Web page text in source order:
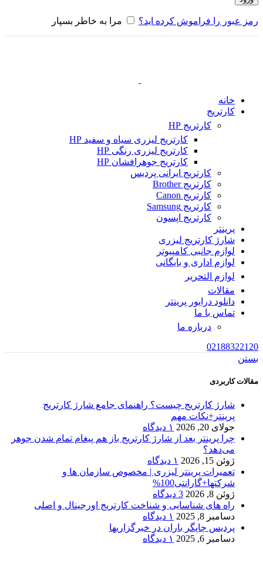
رمز عبور را فراموش کرده اید؟ مرا به خاطر بسپار
خانه
کارتریج
کارتریج HP
کارتریج لیزری سیاه و سفید HP
کارتریج لیزری رنگی HP
کارتریج جوهرافشان HP
کارتریج ایرانی پردیس
کارتریج Brother
کارتریج Canon
کارتریج Samsung
کارتریج اپسون
پرینتر
شارژ کارتریج لیزری
لوازم جانبی کامپیوتر
لوازم اداری و بایگانی
لوازم التحریر
مقالات
دانلود درایور پرینتر
تماس با ما
درباره ما
02188322120
بستن
مقالات کاربردی
شارژ کارتریج چیست؟ راهنمای جامع شارژ کارتریج
پرینتر+نکات مهم
جولای 20, 2026
۱ دیدگاه
چرا پرینتر بعد از شارژ کارتریج باز هم پیغام تمام شدن جوهر
می‌دهد؟
ژوئن 15, 2026
۱ دیدگاه
تعمیرات پرینتر لیزری | مخصوص سازمان ها و
شرکتها+گارانتی100%
ژوئن 8, 2026
3 دیدگاه
راه های شناسایی و شناخت کارتریج اورجینال و اصلی
دسامبر 8, 2025
۱ دیدگاه
پردیس چاپگر باران در خبرگزاریها
دسامبر 6, 2025
۱ دیدگاه